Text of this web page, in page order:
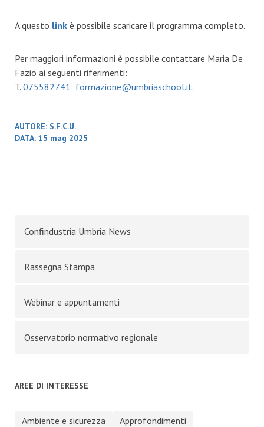
A questo link è possibile scaricare il programma completo.
Per maggiori informazioni è possibile contattare Maria De
Fazio ai seguenti riferimenti:
T. 075582741; formazione@umbriaschool.it.
AUTORE: S.F.C.U.
DATA: 15 mag 2025
Confindustria Umbria News
Rassegna Stampa
Webinar e appuntamenti
Osservatorio normativo regionale
AREE DI INTERESSE
Ambiente e sicurezza
Approfondimenti